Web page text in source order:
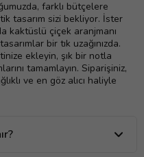
farklı bütçelere
tasarım sizi bekliyor. İster
kaktüslü çiçek aranjmanı
bir tık uzağınızda.
ekleyin, şık bir notla
tamamlayın. Siparişiniz,
ve en göz alıcı haliyle